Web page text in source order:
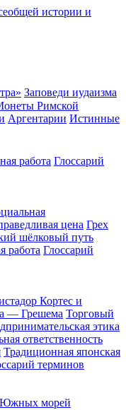
истории и
Заповеди иудаизма
Римской
Аргентарии Истинные
работа Глоссарий
цена Грех
шёлковый путь
работа Глоссарий
Кортес и
— Грешема Торговый
этика
ответственность
Традиционная японская
терминов
морей